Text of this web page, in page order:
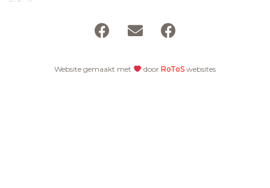
Website gemaakt met doorRoToS websites